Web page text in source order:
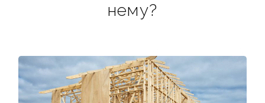
нему?